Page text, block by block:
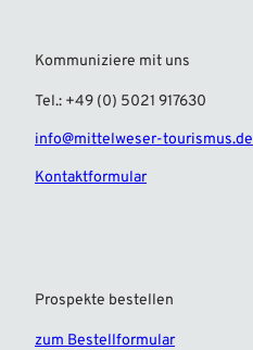
Kommuniziere mit uns
Tel.: +49 (0) 5021 917630
info@mittelweser-tourismus.de
Kontaktformular
Prospekte bestellen
zum Bestellformular